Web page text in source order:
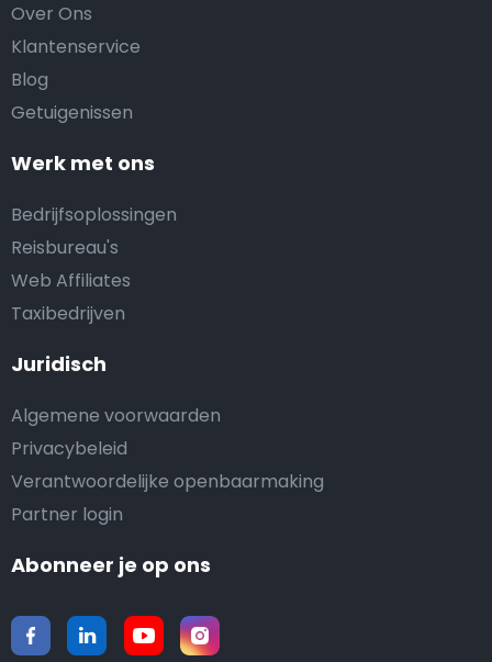
Over Ons
Klantenservice
Blog
Getuigenissen
Werk met ons
Bedrijfsoplossingen
Reisbureau's
Web Affiliates
Taxibedrijven
Juridisch
Algemene voorwaarden
Privacybeleid
Verantwoordelijke openbaarmaking
Partner login
Abonneer je op ons